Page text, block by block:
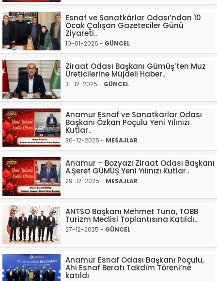
Esnaf ve Sanatkârlar Odası’ndan 10
Ocak Çalışan Gazeteciler Günü
Ziyareti..
10-01-2026 - GÜNCEL
Ziraat Odası Başkanı Gümüş’ten Muz
Üreticilerine Müjdeli Haber..
31-12-2025 - GÜNCEL
Anamur Esnaf ve Sanatkarlar Odası
Başkanı Özkan Poçulu Yeni Yılınızı
Kutlar..
30-12-2025 - MESAJLAR
Anamur – Bozyazı Ziraat Odası Başkanı
A.Şeref GÜMÜŞ Yeni Yılınızı Kutlar..
29-12-2025 - MESAJLAR
ANTSO Başkanı Mehmet Tuna, TOBB
Turizm Meclisi Toplantısına Katıldı..
27-12-2025 - GÜNCEL
Anamur Esnaf Odası Başkanı Poçulu,
Ahi Esnaf Beratı Takdim Töreni’ne
katıldı